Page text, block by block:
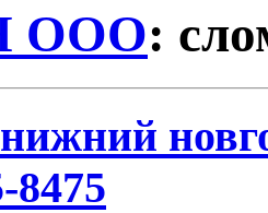
ООО:
8475